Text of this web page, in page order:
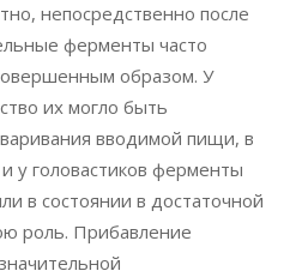
непосредственно после
ферменты часто
образом. У
их могло быть
вводимой пищи, в
у головастиков ферменты
в состоянии в достаточной
роль. Прибавление